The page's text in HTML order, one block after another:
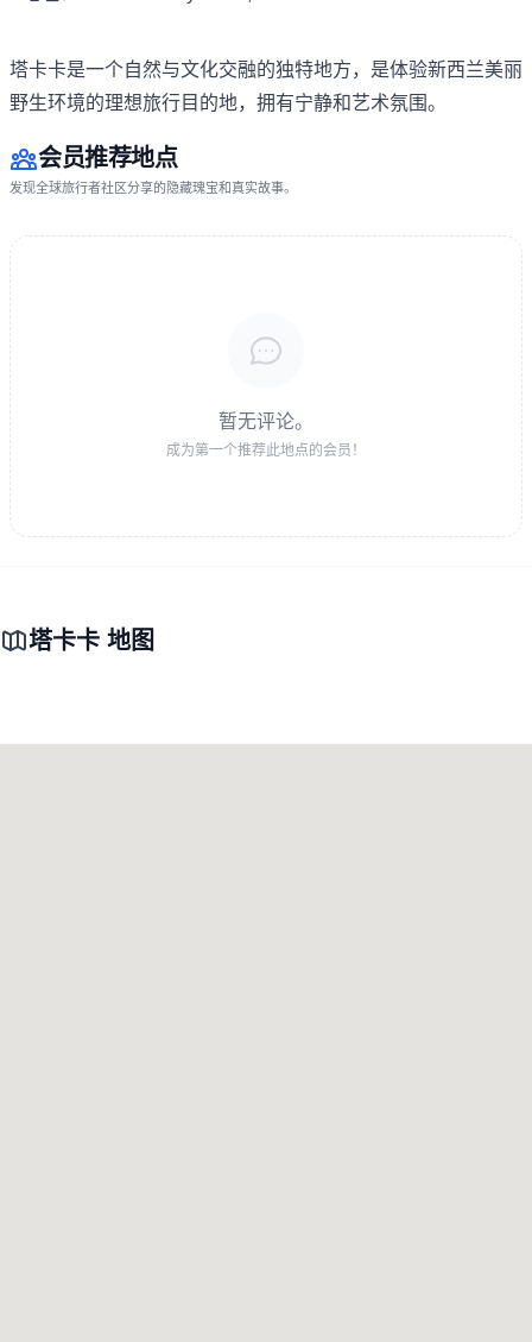
塔卡卡是一个自然与文化交融的独特地方，是体验新西兰美丽
野生环境的理想旅行目的地，拥有宁静和艺术氛围。
会员推荐地点
发现全球旅行者社区分享的隐藏瑰宝和真实故事。
暂无评论。
成为第一个推荐此地点的会员！
塔卡卡 地图